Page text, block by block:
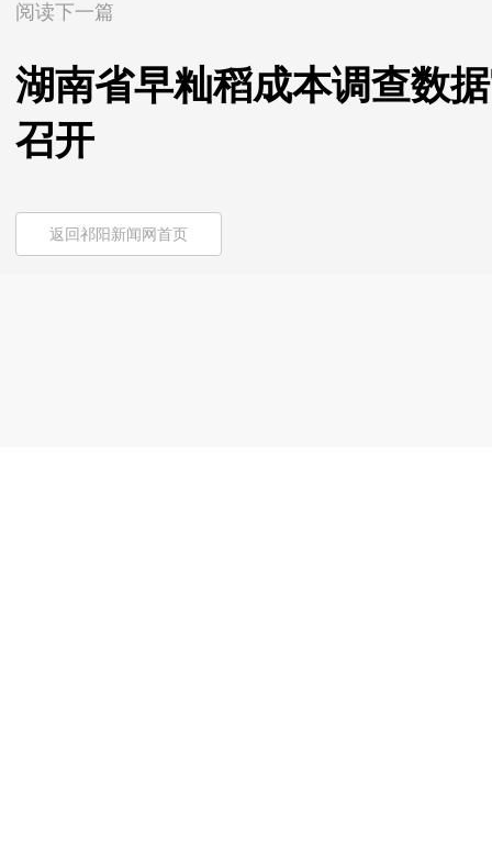
阅读下一篇
湖南省早籼稻成本调查数
召开
返回祁阳新闻网首页